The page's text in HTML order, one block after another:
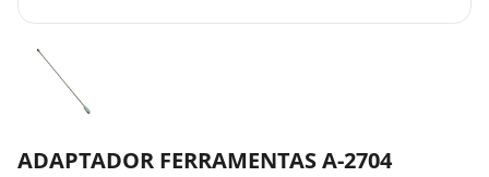
ADAPTADOR FERRAMENTAS A-2704